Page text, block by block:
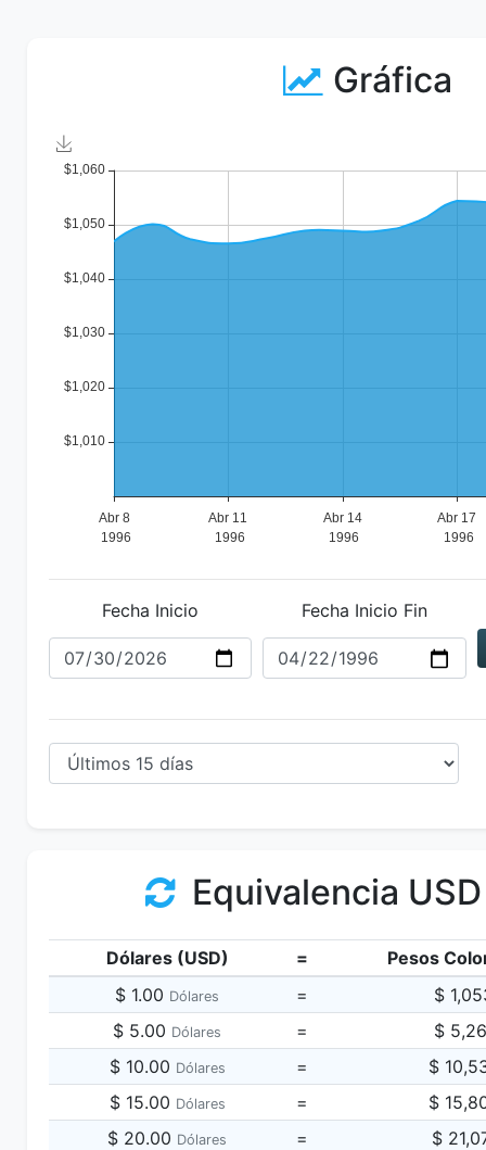
Gráfica
Fecha Inicio
Fecha Inicio Fin
Equivalencia
Dólares (USD) =
Pesos
$ 1.00 Dólares = $
$ 5.00 Dólares = $
$ 10.00 Dólares = $
$ 15.00 Dólares = $
$ 20.00 Dólares = $